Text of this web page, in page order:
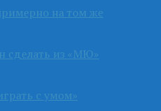
на том же
сделать из «МЮ»
с умом»